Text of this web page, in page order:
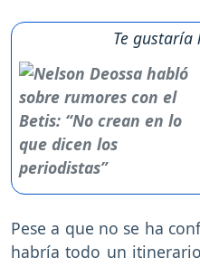
Te gustaría
Pese a que no se ha
habría todo un